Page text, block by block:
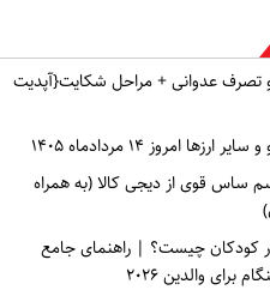
تصرف عدوانی + مراحل شکایت{آپدیت
امروز ۱۴ مردادماه ۱۴۰۵
ساس قوی از دیجی کالا (به همراه
کودکان چیست؟ | راهنمای جامع
والدین ۲۰۲۶